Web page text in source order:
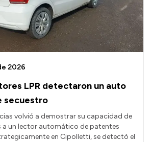
LPR detectaron un auto
secuestro
2026
volvió a demostrar su capacidad de
a un lector automático de patentes
en Cipolletti, se detectó el